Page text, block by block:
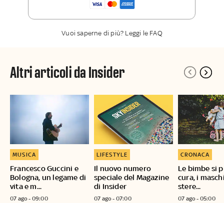
Vuoi saperne di più? Leggi le FAQ
Altri articoli da Insider
Francesco Guccini e
Bologna, un legame di
vita e m...
MUSICA
07 ago - 09:00
Il nuovo numero
speciale del Magazine
di Insider
LIFESTYLE
07 ago - 07:00
Le bimbe si
cura, i
stere...
CRONACA
07 ago - 05:00